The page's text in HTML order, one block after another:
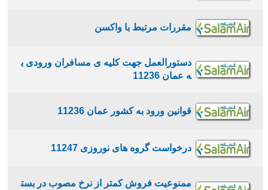
مقررات مرتبط با واکسن
دستورالعمل جهت کلیه ی مسافران ورودی ب
ه عمان 11236
قوانین ورود به کشور عمان 11236
درخواست گروه های نوروزی 11247
ممنوعیت فروش کمتر از نرخ مصوب در بست